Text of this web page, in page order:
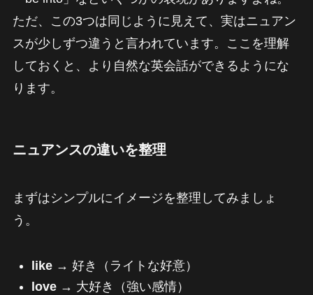
ただ、この3つは同じように見えて、実はニュアン
スが少しずつ違うと言われています。ここを理解
しておくと、より自然な英会話ができるようにな
ります。
ニュアンスの違いを整理
まずはシンプルにイメージを整理してみましょ
う。
like→ 好き（ライトな好意）
love→ 大好き（強い感情）